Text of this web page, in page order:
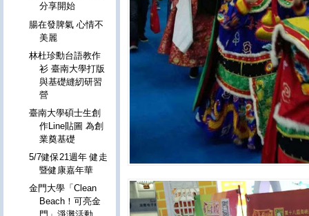
分享開始
腸在發脾氣 心情不
美麗
林杜珍勳台語教作
衫 臺南大學打版
與基礎縫紉研習
營
臺南大學碩士生創
作Line貼圖 為創
業奠基礎
5/7健保21週年 健走
暨健康嘉年華
金門大學「Clean
Beach！可亮金